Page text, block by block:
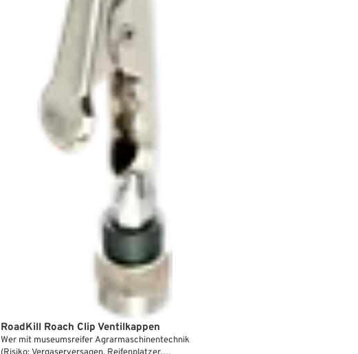
RoadKill Roach Clip Ventilkappen
Wer mit museumsreifer Agrarmaschinentechnik